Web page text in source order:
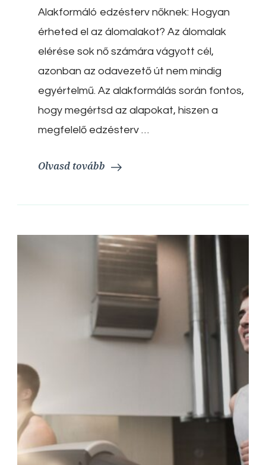
Hogyan
érheted
el
az
Alakformáló edzésterv nőknek: Hogyan
érheted el az álomalakot? Az álomalak
elérése sok nő számára vágyott cél,
azonban az odavezető út nem mindig
egyértelmű. Az alakformálás során fontos,
hogy megértsd az alapokat, hiszen a
megfelelő edzésterv …
Olvasd tovább